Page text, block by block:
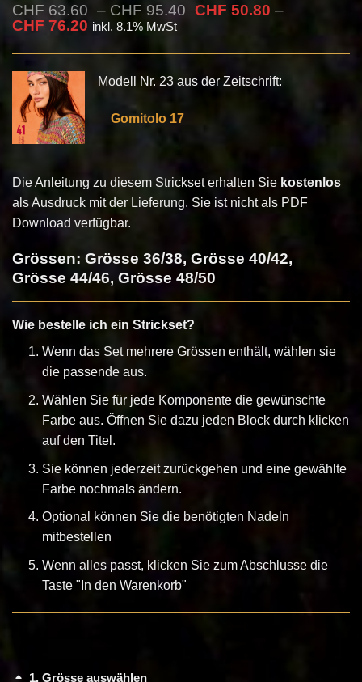
CHF63.60 –CHF95.40 Preisspanne:
CHF 95.40
Ursprünglicher
CHF 63.60
CHF 95.40Preisspanne:
CHF 50.80 –
CHF 76.20 Preisspanne:
bis
Aktueller
ist:
CHF 50.80
inkl. 8.1% MwSt
Modell Nr. 23 aus der Zeitschrift:
Gomitolo 17
Die Anleitung zu diesem Strickset erhalten Sie kostenlos
als Ausdruck mit der Lieferung. Sie ist nicht als PDF
Download verfügbar.
Grössen: Grösse 36/38, Grösse 40/42,
Grösse 44/46, Grösse 48/50
Wie bestelle ich ein Strickset?
Wenn das Set mehrere Grössen enthält, wählen sie
die passende aus.
Wählen Sie für jede Komponente die gewünschte
Farbe aus. Öffnen Sie dazu jeden Block durch klicken
auf den Titel.
Sie können jederzeit zurückgehen und eine gewählte
Farbe nochmals ändern.
Optional können Sie die benötigten Nadeln
mitbestellen
Wenn alles passt, klicken Sie zum Abschlusse die
Taste "In den Warenkorb"
1 Grösse auswählen